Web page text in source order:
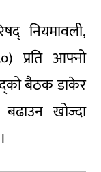
नियमावली,
प्रति आफ्नो
बैठक डाकेर
बढाउन खोज्दा